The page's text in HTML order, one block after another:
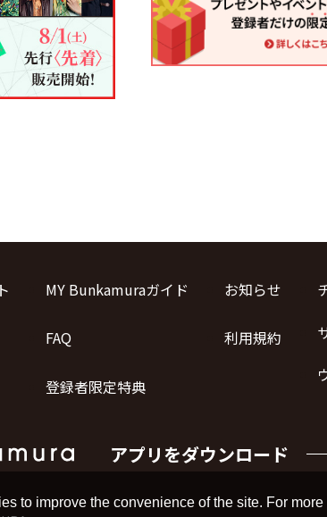
to improve the convenience of the site. For
アプリをダウンロード
MY Bunkamuraガイド
FAQ
登録者限定特典
お知らせ
利用規約